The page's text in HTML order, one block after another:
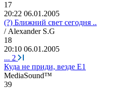
17
20:22 06.01.2005
(?) Ближний свет сегодня ..
/ Alexander S.G
18
20:10 06.01.2005
... 2
Куда не приди, везде Е1
MediaSound™
39